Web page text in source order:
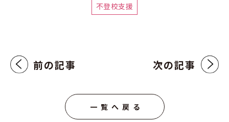
不登校支援
前の記事 次の記事
一覧へ戻る